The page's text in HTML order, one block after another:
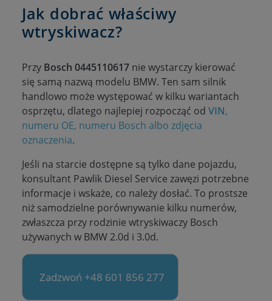
Jak dobrać właściwy
wtryskiwacz?
Przy Bosch 0445110617 nie wystarczy kierować
się samą nazwą modelu BMW. Ten sam silnik
handlowo może występować w kilku wariantach
osprzętu, dlatego najlepiej rozpocząć od VIN,
numeru OE, numeru Bosch albo zdjęcia
oznaczenia.
Jeśli na starcie dostępne są tylko dane pojazdu,
konsultant Pawlik Diesel Service zawęzi potrzebne
informacje i wskaże, co należy dosłać. To prostsze
niż samodzielne porównywanie kilku numerów,
zwłaszcza przy rodzinie wtryskiwaczy Bosch
używanych w BMW 2.0d i 3.0d.
Zadzwoń +48 601 856 277